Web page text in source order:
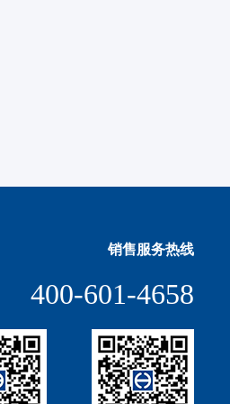
销售服务热线
400-601-4658